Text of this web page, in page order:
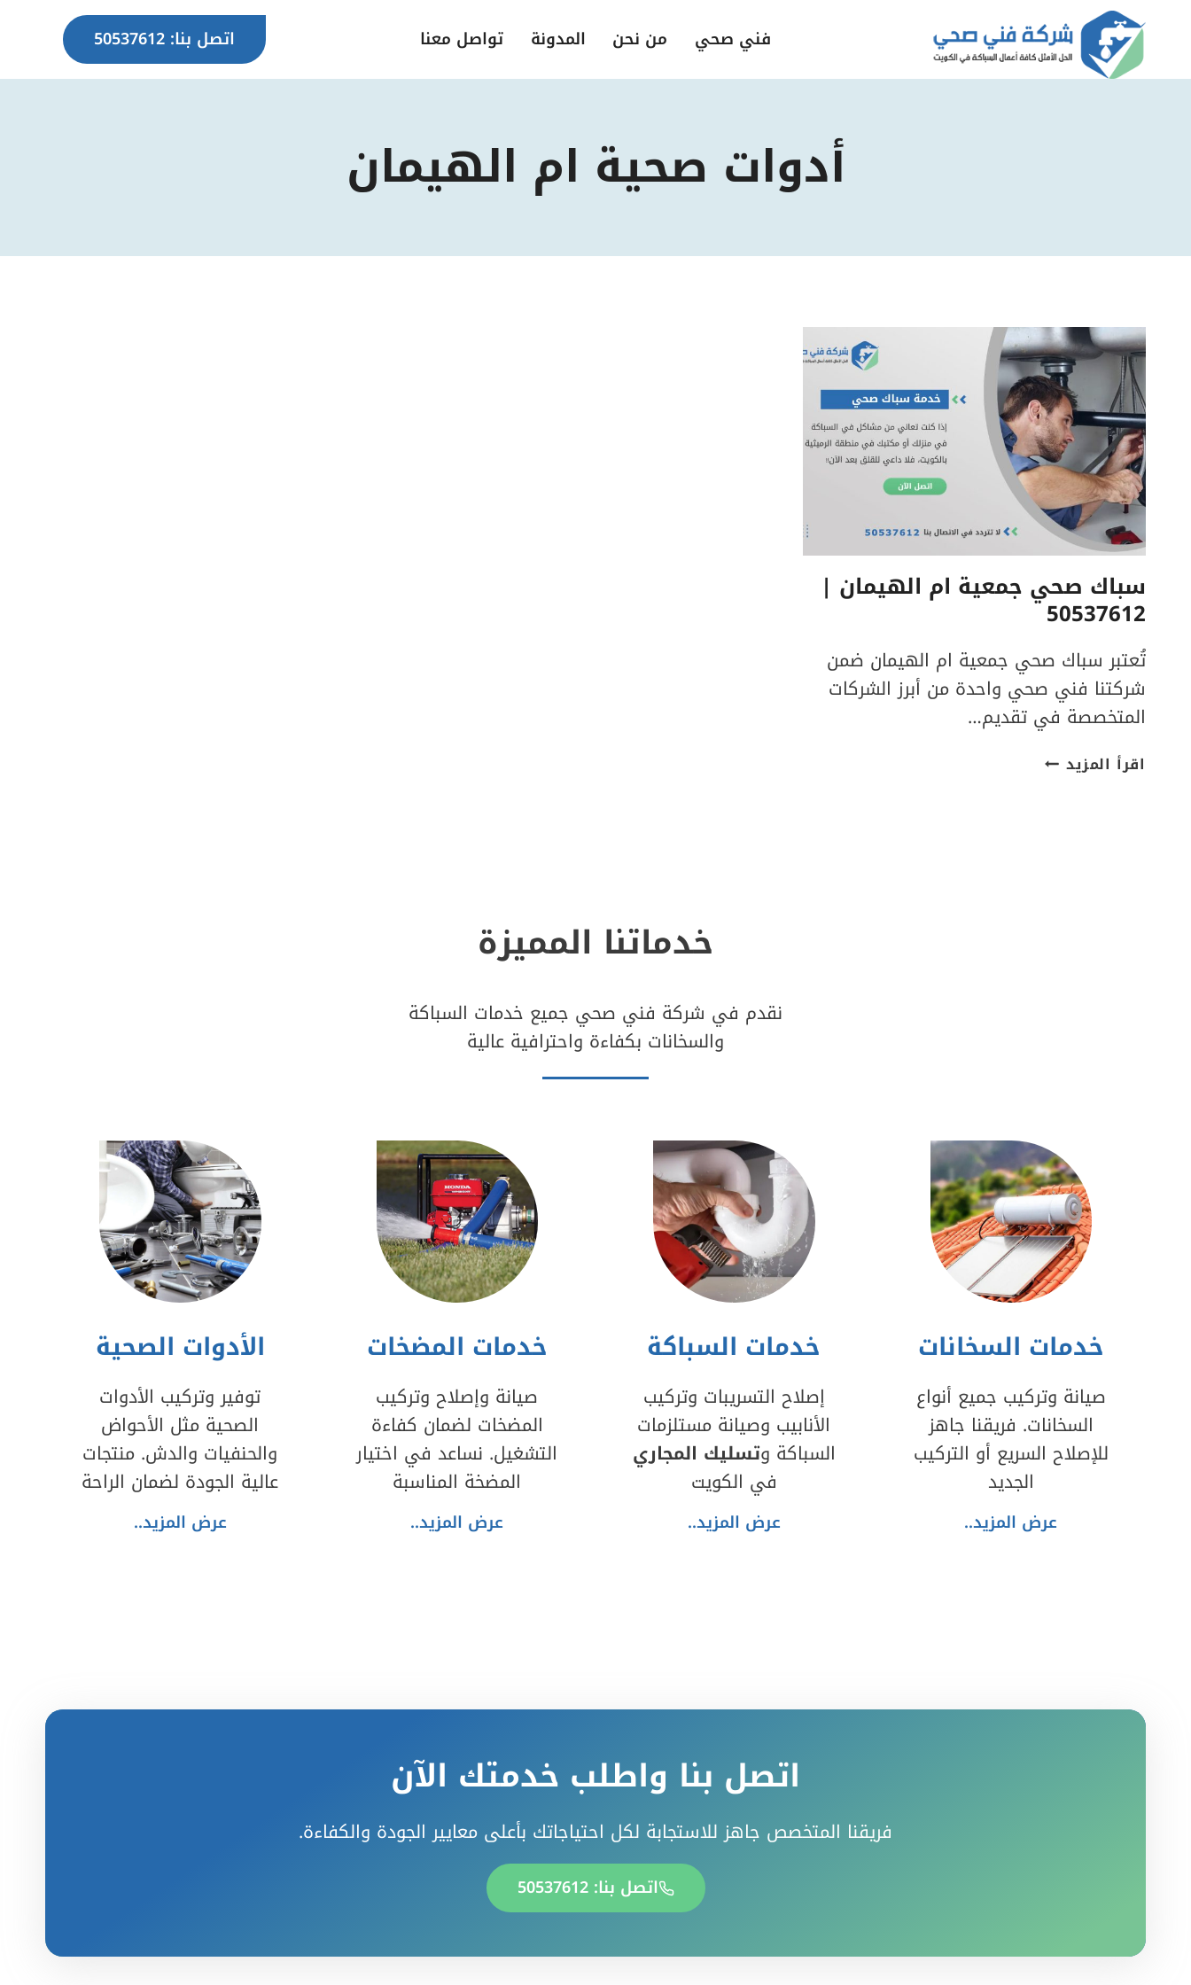
التجاوز
المحتوى
فني صحي من نحن المدونة تواصل معنا اتصل بنا: 50537612
أدوات صحية ام الهيمان
سباك صحي جمعية ام الهيمان |
50537612
تُعتبر سباك صحي جمعية ام الهيمان ضمن
شركتنا فني صحي واحدة من أبرز الشركات
المتخصصة في تقديم…
اقرأ المزيد سباك
خدماتنا المميزة
نقدم في شركة فني صحي جميع خدمات السباكة
والسخانات بكفاءة واحترافية عالية
خدمات السخانات
صيانة وتركيب جميع أنواع
السخانات. فريقنا جاهز
للإصلاح السريع أو التركيب
الجديد
عرض المزيد..
خدمات السباكة
إصلاح التسريبات وتركيب
الأنابيب وصيانة مستلزمات
السباكة وتسليك المجاري
في الكويت
عرض المزيد..
خدمات المضخات
صيانة وإصلاح وتركيب
المضخات لضمان كفاءة
التشغيل. نساعد في اختيار
المضخة المناسبة
عرض المزيد..
الأدوات الصحية
توفير وتركيب الأدوات
الصحية مثل الأحواض
والحنفيات والدش. منتجات
عالية الجودة لضمان الراحة
عرض المزيد..
اتصل بنا واطلب خدمتك الآن
فريقنا المتخصص جاهز للاستجابة لكل احتياجاتك بأعلى معايير الجودة والكفاءة.
اتصل بنا: 50537612